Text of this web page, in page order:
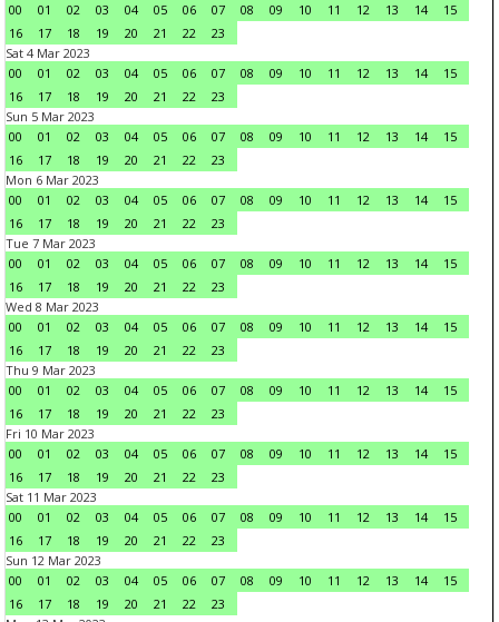
00
01 02 03 04 05 06 07 08 09 10 11 12 13 14
15
16
17 18 19 20 21 22
23
Sat 4 Mar 2023
00
01 02 03 04 05 06 07 08 09 10 11 12 13 14
15
16
17 18 19 20 21 22
23
Sun 5 Mar 2023
00
01 02 03 04 05 06 07 08 09 10 11 12 13 14
15
16
17 18 19 20 21 22
23
Mon 6 Mar 2023
00
01 02 03 04 05 06 07 08 09 10 11 12 13 14
15
16
17 18 19 20 21 22
23
Tue 7 Mar 2023
00
01 02 03 04 05 06 07 08 09 10 11 12 13 14
15
16
17 18 19 20 21 22
23
Wed 8 Mar 2023
00
01 02 03 04 05 06 07 08 09 10 11 12 13 14
15
16
17 18 19 20 21 22
23
Thu 9 Mar 2023
00
01 02 03 04 05 06 07 08 09 10 11 12 13 14
15
16
17 18 19 20 21 22
23
Fri 10 Mar 2023
00
01 02 03 04 05 06 07 08 09 10 11 12 13 14
15
16
17 18 19 20 21 22
23
Sat 11 Mar 2023
00
01 02 03 04 05 06 07 08 09 10 11 12 13 14
15
16
17 18 19 20 21 22
23
Sun 12 Mar 2023
00
01 02 03 04 05 06 07 08 09 10 11 12 13 14
15
16
17 18 19 20 21 22
23